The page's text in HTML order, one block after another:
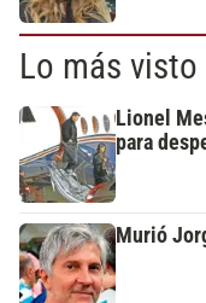
Lo más visto
Lionel
para
Murió